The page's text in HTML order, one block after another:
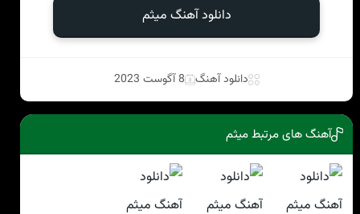
دانلود آهنگ میثم
دانلود آهنگ 8 آگوست 2023
آهنگ های مرتبط میثم